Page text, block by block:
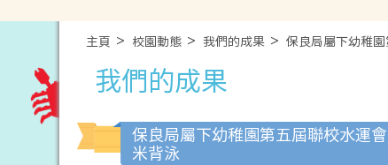
主頁 校園動態 我們的成果 保良局屬下幼稚
我們的成果
保良局屬下幼稚園第五屆聯校水運
米背泳